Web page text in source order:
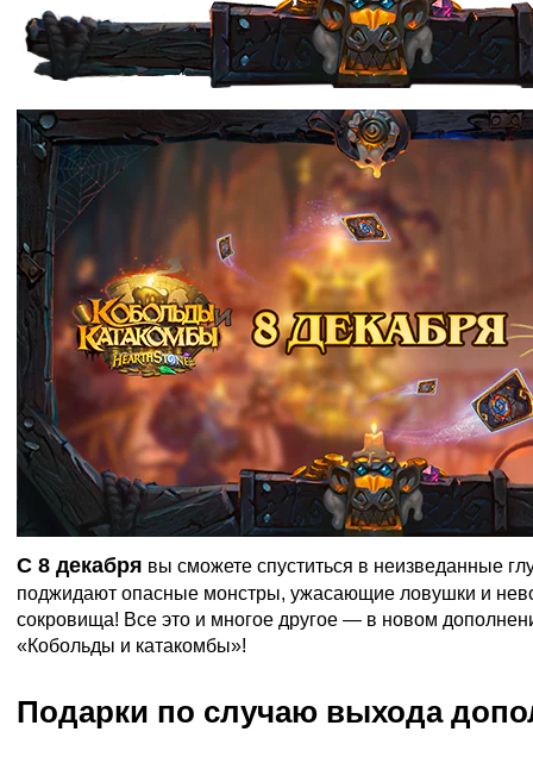
C 8 декабря вы сможете спуститься в неизведанные
поджидают опасные монстры, ужасающие ловушки и
сокровища! Все это и многое другое — в новом
«Кобольды и катакомбы»!
Подарки по случаю выхода